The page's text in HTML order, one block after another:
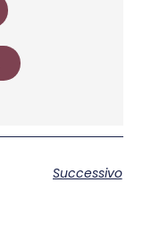
Successivo